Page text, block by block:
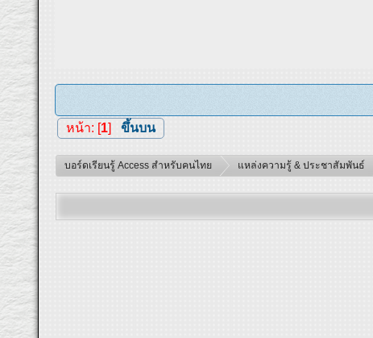
หน้า: [1] ขึ้นบน
บอร์ดเรียนรู้ Access สำหรับคนไทย แหล่งความรู้ & ประชาสัมพันธ์